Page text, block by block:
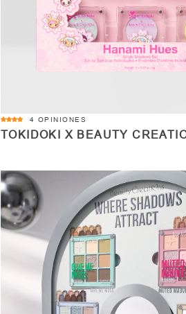
4.0
star
4 OPINIONES
TOKIDOKI X BEAUTY
Cantidad
COMPRAR